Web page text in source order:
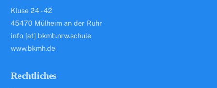
Kluse 24 - 42
45470 Mülheim an der Ruhr
info [at] bkmh.nrw.schule
www.bkmh.de
Rechtliches